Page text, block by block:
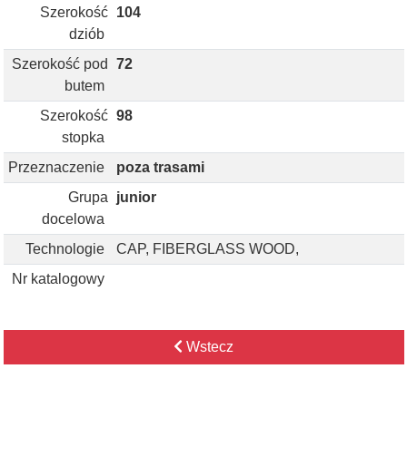
Szerokość
dziób
104
Szerokość pod
butem
72
Szerokość
stopka
98
Przeznaczenie
poza trasami
Grupa
docelowa
junior
Technologie
CAP, FIBERGLASS WOOD,
Nr katalogowy
Wstecz